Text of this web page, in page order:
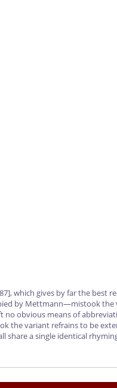
, which gives by far the best
by Mettmann—mistook the
obvious means of
the variant refrains to be
a single identical